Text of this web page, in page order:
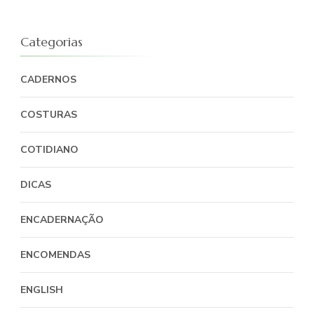
Categorias
CADERNOS
COSTURAS
COTIDIANO
DICAS
ENCADERNAÇÃO
ENCOMENDAS
ENGLISH